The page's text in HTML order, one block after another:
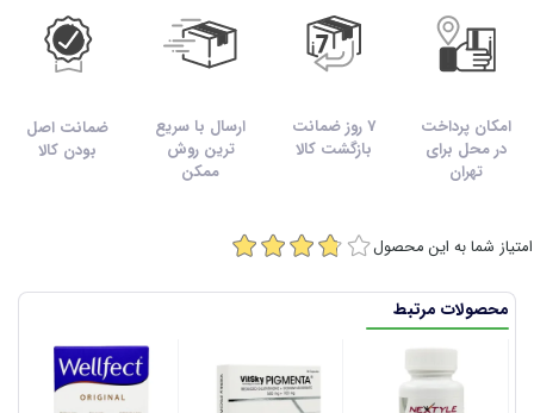
امکان پرداخت
در محل برای
تهران
7 روز ضمانت
بازگشت کالا
ارسال با سریع
ترین روش
ممکن
ضمانت اصل
بودن کالا
امتیاز شما به این محصول
محصولات مرتبط